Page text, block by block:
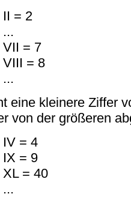
II = 2
...
VII = 7
VIII = 8
...
eine kleinere Ziffer
von der größeren
IV = 4
IX = 9
XL = 40
...